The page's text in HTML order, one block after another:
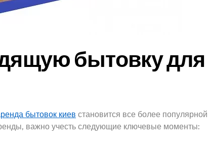
бытовку для
бытовок киев становится все более популярной
важно учесть следующие ключевые моменты: